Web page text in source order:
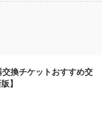
換チケットおすすめ交
】